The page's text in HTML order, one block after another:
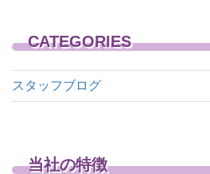
CATEGORIES
スタッフブログ
当社の特徴